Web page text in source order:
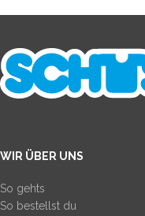
WIR ÜBER UNS
So gehts
So bestellst du